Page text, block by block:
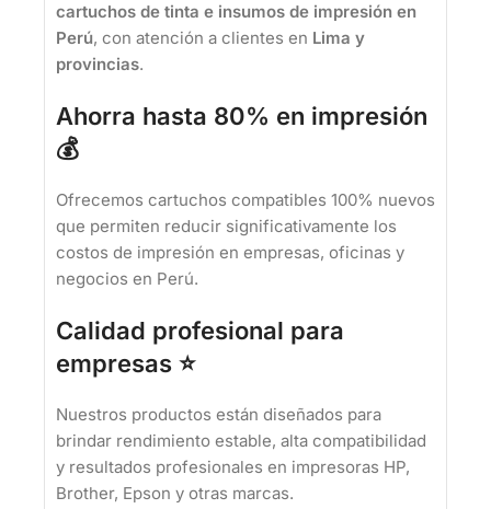
cartuchos de tinta e insumos de impresión en
Perú, con atención a clientes en Lima y
provincias.
Ahorra hasta 80% en impresión
💰
Ofrecemos cartuchos compatibles 100% nuevos
que permiten reducir significativamente los
costos de impresión en empresas, oficinas y
negocios en Perú.
Calidad profesional para
empresas ⭐
Nuestros productos están diseñados para
brindar rendimiento estable, alta compatibilidad
y resultados profesionales en impresoras HP,
Brother, Epson y otras marcas.